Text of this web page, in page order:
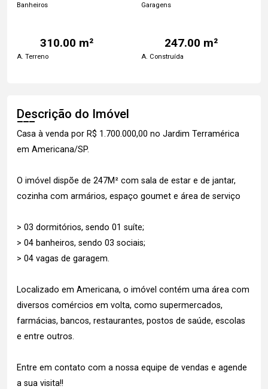
Banheiros Garagens
310.00 m²
A. Terreno
247.00 m²
A. Construída
Descrição do Imóvel
Casa à venda por R$ 1.700.000,00 no Jardim Terramérica
em Americana/SP.
O imóvel dispõe de 247M² com sala de estar e de jantar,
cozinha com armários, espaço goumet e área de serviço
> 03 dormitórios, sendo 01 suíte;
> 04 banheiros, sendo 03 sociais;
> 04 vagas de garagem.
Localizado em Americana, o imóvel contém uma área com
diversos comércios em volta, como supermercados,
farmácias, bancos, restaurantes, postos de saúde, escolas
e entre outros.
Entre em contato com a nossa equipe de vendas e agende
a sua visita!!